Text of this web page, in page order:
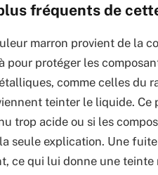
fréquents de
marron provient de la
pour protéger les
comme celles du
teinter le liquide. Ce
trop acide ou si les
seule explication. Une
ce qui lui donne une teinte